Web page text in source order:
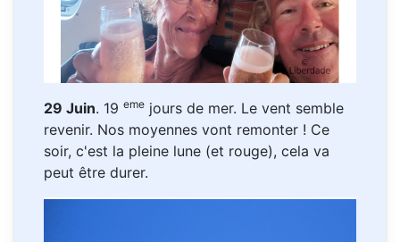
29 Juin. 19 eme jours de mer. Le vent semble
revenir. Nos moyennes vont remonter ! Ce
soir, c'est la pleine lune (et rouge), cela va
peut être durer.